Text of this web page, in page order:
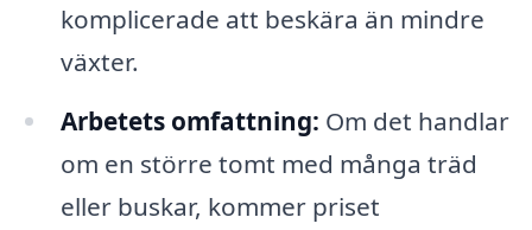
komplicerade att beskära än mindre
växter.
Arbetets omfattning: Om det handlar
om en större tomt med många träd
eller buskar, kommer priset